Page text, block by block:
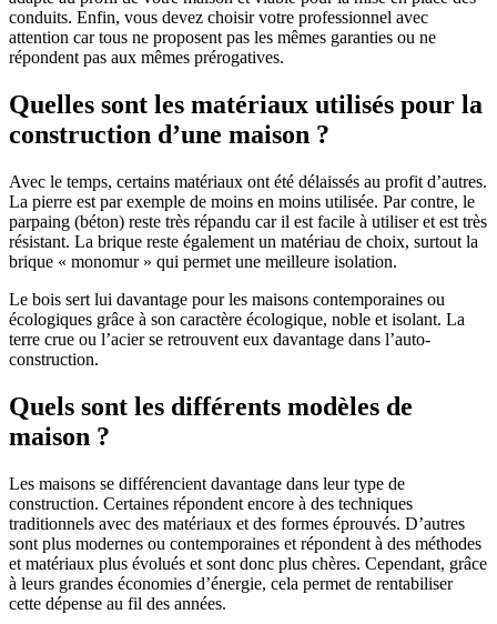
conduits. Enfin, vous devez choisir votre professionnel avec
attention car tous ne proposent pas les mêmes garanties ou ne
répondent pas aux mêmes prérogatives.
Quelles sont les matériaux utilisés pour la
construction d’une maison ?
Avec le temps, certains matériaux ont été délaissés au profit d’autres.
La pierre est par exemple de moins en moins utilisée. Par contre, le
parpaing (béton) reste très répandu car il est facile à utiliser et est très
résistant. La brique reste également un matériau de choix, surtout la
brique « monomur » qui permet une meilleure isolation.
Le bois sert lui davantage pour les maisons contemporaines ou
écologiques grâce à son caractère écologique, noble et isolant. La
terre crue ou l’acier se retrouvent eux davantage dans l’auto-
construction.
Quels sont les différents modèles de
maison ?
Les maisons se différencient davantage dans leur type de
construction. Certaines répondent encore à des techniques
traditionnels avec des matériaux et des formes éprouvés. D’autres
sont plus modernes ou contemporaines et répondent à des méthodes
et matériaux plus évolués et sont donc plus chères. Cependant, grâce
à leurs grandes économies d’énergie, cela permet de rentabiliser
cette dépense au fil des années.